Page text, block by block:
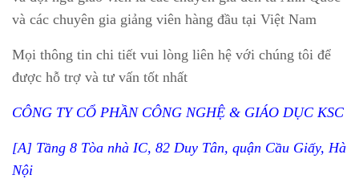
và các chuyên gia giảng viên hàng đầu tại Việt Nam
Mọi thông tin chi tiết vui lòng liên hệ với chúng tôi để
được hỗ trợ và tư vấn tốt nhất
CÔNG TY CỔ PHẦN CÔNG NGHỆ & GIÁO DỤC KSC
[A] Tầng 8 Tòa nhà IC, 82 Duy Tân, quận Cầu Giấy, Hà
Nội